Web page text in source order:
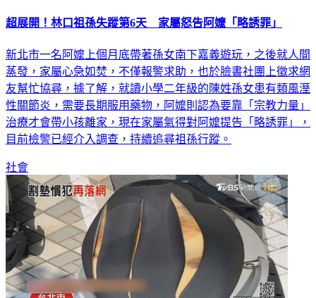
超展開！林口祖孫失蹤第6天 家屬怒告阿嬤「略誘罪」
新北市一名阿嬤上個月底帶著孫女南下嘉義遊玩，之後就人間
蒸發，家屬心急如焚，不僅報警求助，也於臉書社團上徵求網
友幫忙協尋，據了解，就讀小學二年級的陳姓孫女患有類風溼
性關節炎，需要長期服用藥物，阿嬤則認為要靠「宗教力量」
治療才會帶小孩離家，現在家屬氣得對阿嬤提告「略誘罪」，
目前檢警已經介入調查，持續追尋祖孫行蹤。
社會